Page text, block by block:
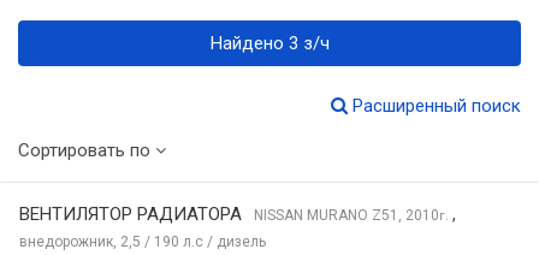
Найдено 3 з/ч
Расширенный поиск
Сортировать по
ВЕНТИЛЯТОР РАДИАТОРА NISSAN MURANO Z51, 2010г. ,
внедорожник, 2,5 / 190 л.с / дизель